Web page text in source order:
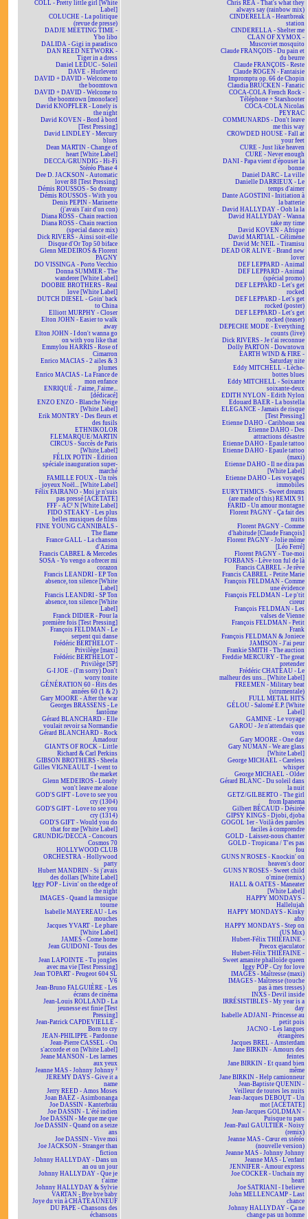
COLL - Pretty little girl [White
Label]
COLUCHE - La politique
(revue de presse)
DADJE MEETING TIME -
Ybo libo
DALIDA - Gigi in paradisco
DAN REED NETWORK -
Tiger in a dress
Daniel LEDUC - Soleil
DAVE - Hurlevent
DAVID + DAVID - Welcome to
the boomtown
DAVID + DAVID - Welcome to
the boomtown [monoface]
David KNOPFLER - Lonely is
the night
David KOVEN - Bord à bord
[Test Pressing]
David LINDLEY - Mercury
blues
Dean MARTIN - Change of
heart [White Label]
DECCA/GRUNDIG - Hi-Fi
Stéréo Phase 4
Dee D. JACKSON - Automatic
lover 88 [Test Pressing]
Démis ROUSSOS - So dreamy
Démis ROUSSOS - With you
Denis PEPIN - Marinette
(j'avais l'air d'un con)
Diana ROSS - Chain reaction
Diana ROSS - Chain reaction
(special dance mix)
Dick RIVERS - Ainsi soit-elle
Disque d'Or Top 50 biface
Glenn MEDEIROS & Florent
PAGNY
DO VISSINGA - Porto Vecchio
Donna SUMMER - The
wanderer [White Label]
DOOBIE BROTHERS - Real
love [White Label]
DUTCH DIESEL - Goin' back
to China
Elliott MURPHY - Closer
Elton JOHN - Easier to walk
away
Elton JOHN - I don't wanna go
on with you like that
Emmylou HARRIS - Rose of
Cimarron
Enrico MACIAS - 2 ailes & 3
plumes
Enrico MACIAS - La France de
mon enfance
ENRIQUÉ - J'aime, J'aime...
[dédicacé]
ENZO ENZO - Blanche Neige
[White Label]
Erik MONTRY - Des fleurs et
des fusils
ETHNIKOLOR
F.LEMARQUE/MARTIN
CIRCUS - Succès de Paris
[White Label]
FÉLIX POTIN - Édition
spéciale inauguration super-
marché
FAMILLE FOUX - Un très
joyeux Noël... [White Label]
Félix FAIRANO - Moi je n'suis
pas pressé [ACÉTATE]
FFF - AC² N [White Label]
FIDO STEAKY - Les plus
belles musiques de films
FINE YOUNG CANNIBALS -
The flame
France GALL - La chanson
d'Azima
Francis CABREL & Mercedes
SOSA - Yo vengo a ofrecer mi
corazon
Francis LEANDRI - EP Ton
absence, ton silence [White
Label]
Francis LEANDRI - SP Ton
absence, ton silence [White
Label]
Franck DIDIER - Pour la
première fois [Test Pressing]
François FELDMAN - Le
serpent qui danse
Frédéric BERTHELOT -
Privilège [maxi]
Frédéric BERTHELOT -
Privilège [SP]
G-I JOE - (I'm sorry) Don't
worry tonite
GÉNÉRATION 60 - Hits des
années 60 (1 & 2)
Gary MOORE - After the war
Georges BRASSENS - Le
fantôme
Gérard BLANCHARD - Elle
voulait revoir sa Normandie
Gérard BLANCHARD - Rock
Amadour
GIANTS OF ROCK - Little
Richard & Carl Perkins
GIBSON BROTHERS - Sheela
Gilles VIGNEAULT - I went to
the market
Glenn MEDEIROS - Lonely
won't leave me alone
GOD'S GIFT - Love to see you
cry (1304)
GOD'S GIFT - Love to see you
cry (1314)
GOD'S GIFT - Would you do
that for me [White Label]
GRUNDIG/DECCA - Concours
Cosmos 70
HOLLYWOOD CLUB
ORCHESTRA - Hollywood
party
Hubert MANDRIN - Si j'avais
des dollars [White Label]
Iggy POP - Livin' on the edge of
the night
IMAGES - Quand la musique
tourne
Isabelle MAYEREAU - Les
mouches
Jacques YVART - Le phare
[White Label]
JAMES - Come home
Jean GUIDONI - Tous des
putains
Jean LAPOINTE - Tu jongles
avec ma vie [Test Pressing]
Jean TOPART - Peugeot 604 SL
V6
Jean-Bruno FALGUIÈRE - Les
écrans de cinéma
Jean-Louis ROLLAND - La
jeunesse est finie [Test
Pressing]
Jean-Patrick CAPDEVIELLE -
Born to cry
JEAN-PHILIPPE - Pardonne
Jean-Pierre CASSEL - On
s'accorde et on [White Label]
Jeane MANSON - Les larmes
aux yeux
Jeanne MAS - Johnny Johnny ²
JEREMY DAYS - Give it a
name
Jerry REED - Amos Moses
Joan BAEZ - Asimbonanga
Joe DASSIN - Kanterbräu
Joe DASSIN - L'été indien
Joe DASSIN - Me que me que
Joe DASSIN - Quand on a seize
ans
Joe DASSIN - Vive moi
Joe JACKSON - Stranger than
fiction
Johnny HALLYDAY - Dans un
an ou un jour
Johnny HALLYDAY - Que je
t'aime
Johnny HALLYDAY & Sylvie
VARTAN - Bye bye baby
Joye du vin à CHÂTEAUNEUF
DU PAPE - Chansons des
échansons
Chris REA - That's what they
always say (rainbow mix)
CINDERELLA - Heartbreak
station
CINDERELLA - Shelter me
CLAN OF XYMOX -
Muscoviet mosquito
Claude FRANÇOIS - Du pain et
du beurre
Claude FRANÇOIS - Reste
Claude ROGEN - Fantaisie
Impromptu op. 66 de Chopin
Claudia BRÜCKEN - Fanatic
COCA-COLA French Rock -
Téléphone + Starshooter
COCA-COLA Nicolas
PEYRAC
COMMUNARDS - Don't leave
me this way
CROWDED HOUSE - Fall at
your feet
CURE - Just like heaven
CURE - Never enough
DANI - Papa vient d'épouser la
bonne
Daniel DARC - La ville
Danielle DARRIEUX - Le
temps d'aimer
Dante AGOSTINI - Initiation à
la batterie
David HALLYDAY - Ooh la la
David HALLYDAY - Wanna
take my time
David KOVEN - Afrique
David MARTIAL - Célimène
David Mc NEIL - Tiramisu
DEAD OR ALIVE - Brand new
lover
DEF LEPPARD - Animal
DEF LEPPARD - Animal
(spécial promo)
DEF LEPPARD - Let's get
rocked
DEF LEPPARD - Let's get
rocked (poster)
DEF LEPPARD - Let's get
rocked (teaser)
DEPECHE MODE - Everything
counts (live)
Dick RIVERS - Je t'ai reconnue
Dolly PARTON - Downtown
EARTH WIND & FIRE -
Saturday nite
Eddy MITCHELL - Lèche-
bottes blues
Eddy MITCHELL - Soixante
soixante-deux
EDITH NYLON - Edith Nylon
Edouard BAER - La bostella
ELEGANCE - Jamais de risque
[Test Pressing]
Etienne DAHO - Caribbean sea
Etienne DAHO - Des
attractions désastre
Etienne DAHO - Epaule tattoo
Etienne DAHO - Epaule tattoo
(maxi)
Etienne DAHO - Il ne dira pas
[White Label]
Etienne DAHO - Les voyages
immobiles
EURYTHMICS - Sweet dreams
(are made of this) REMIX 91
FARID - Un amour montagne
Florent PAGNY - Ça fait des
nuits
Florent PAGNY - Comme
d'habitude [Claude François]
Florent PAGNY - Jolie môme
[Léo Ferré]
Florent PAGNY - Tue-moi
FORBANS - Lève ton ful de là
Francis CABREL - Je rêve
Francis CABREL - Petite Marie
François FELDMAN - Comme
une évidence
François FELDMAN - Le p'tit
cireur
François FELDMAN - Les
valses de Vienne
François FELDMAN - Petit
Frank
François FELDMAN & Joniece
JAMISON - J'ai peur
Frankie SMITH - The auction
Freddie MERCURY - The great
pretender
Frédéric CHATEAU - Le
malheur des uns... [White Label]
FREEMEN - Military beat
(strumentale)
FULL METAL HITS
GÉLOU - Salomé E.P. [White
Label]
GAMINE - Le voyage
GAROU - Je n'attendais que
vous
Gary MOORE - One day
Gary NUMAN - We are glass
[White Label]
George MICHAEL - Careless
whisper
George MICHAEL - Older
Gérard BLANC - Du soleil dans
la nuit
GETZ/GILBERTO - The girl
from Ipanema
Gilbert BÉCAUD - Désirée
GIPSY KINGS - Djobi, djoba
GOGOL 1er - Voilà des paroles
faciles à comprendre
GOLD - Laissez-nous chanter
GOLD - Tropicana / T'es pas
fou
GUNS N'ROSES - Knockin' on
heaven's door
GUNS N'ROSES - Sweet child
o'mine (remix)
HALL & OATES - Maneater
[White Label]
HAPPY MONDAYS -
Hallelujah
HAPPY MONDAYS - Kinky
afro
HAPPY MONDAYS - Step on
(US Mix)
Hubert-Félix THIÉFAINE -
Precox ejaculator
Hubert-Félix THIÉFAINE -
Sweet amanite phalloïde queen
Iggy POP - Cry for love
IMAGES - Maîtresse (maxi)
IMAGES - Maîtresse (touche
pas à mes tresses)
INXS - Devil inside
IRRÉSISTIBLES - My year is a
day
Isabelle ADJANI - Princesse au
petit pois
JACNO - Les langues
étrangères
Jacques BREL - Amsterdam
Jane BIRKIN - Amours des
feintes
Jane BIRKIN - Et quand bien
même
Jane BIRKIN - Help camionneur
Jean-Baptiste QUENIN -
Veilleur de toutes les nuits
Jean-Jacques DEBOUT - Un
mot [ACÉTATE]
Jean-Jacques GOLDMAN -
Puisque tu pars
Jean-Paul GAULTIER - Noisy
(remix)
Jeanne MAS - Cœur en stéréo
(nouvelle version)
Jeanne MAS - Johnny Johnny
Jeanne MAS - L'enfant
JENNIFER - Amour express
Joe COCKER - Unchain my
heart
Joe SATRIANI - I believe
John MELLENCAMP - Last
chance
Johnny HALLYDAY - Ça ne
change pas un homme